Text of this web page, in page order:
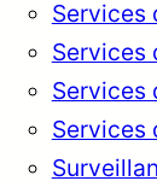
Services
Services
Services
Services